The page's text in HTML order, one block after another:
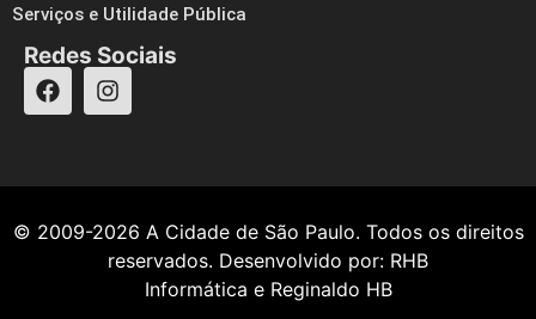
Serviços e Utilidade Pública
Redes Sociais
© 2009-2026 A Cidade de São Paulo. Todos os direitos
reservados. Desenvolvido por: RHB
Informática e Reginaldo HB